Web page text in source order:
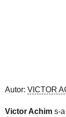
Autor: VICTOR
Victor Achim s-